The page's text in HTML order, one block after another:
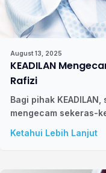
August 13, 2025
KEADILAN
Rafizi
Bagi pihak
mengecam sekeras-
Ketahui Lebih Lanjut